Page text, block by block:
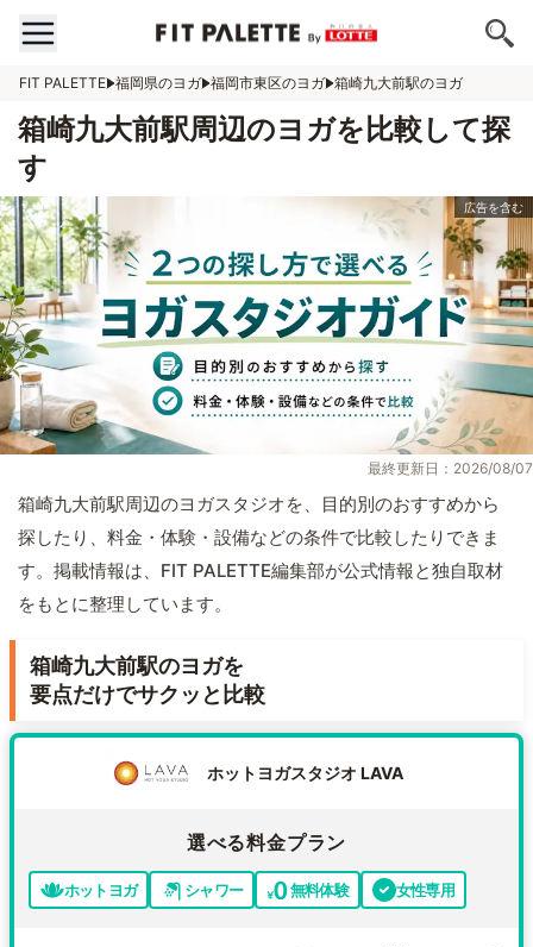
FIT PALETTE 福岡県のヨガ 福岡市東区のヨガ 箱崎九大前駅のヨガ
箱崎九大前駅周辺のヨガを比較して探
す
最終更新日：2026/08/07
箱崎九大前駅周辺のヨガスタジオを、目的別のおすすめから
探したり、料金・体験・設備などの条件で比較したりできま
す。掲載情報は、FIT PALETTE編集部が公式情報と独自取材
をもとに整理しています。
箱崎九大前駅のヨガを
要点だけでサクッと比較
ホットヨガスタジオ LAVA
選べる料金プラン
ホットヨガ シャワー 無料体験 女性専用